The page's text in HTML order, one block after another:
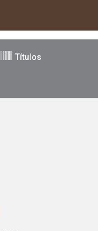
Títulos